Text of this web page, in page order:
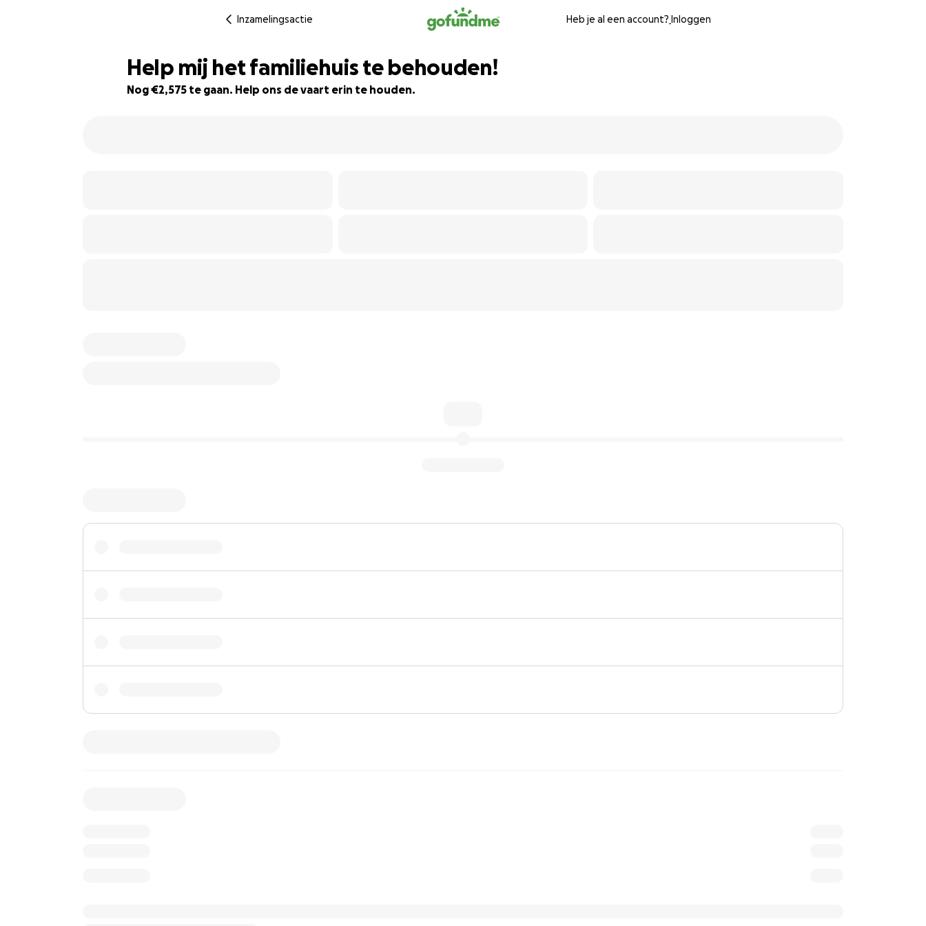
Inzamelingsactie Heb je al een account? Inloggen
Help mij het familiehuis te behouden!
Nog €2,575 te gaan. Help ons de vaart erin te houden.